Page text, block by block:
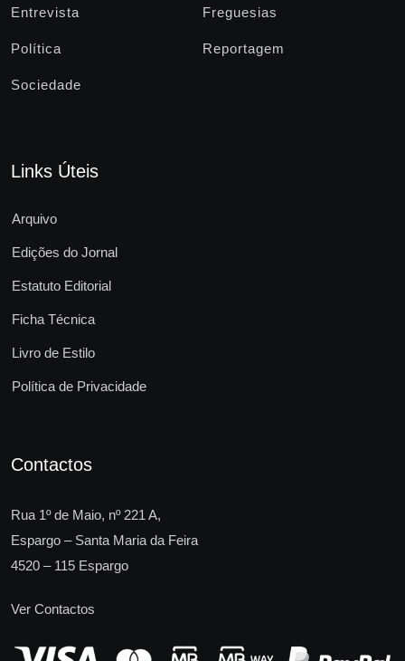
Entrevista Freguesias
Política Reportagem
Sociedade
Links Úteis
Arquivo
Edições do Jornal
Estatuto Editorial
Ficha Técnica
Livro de Estilo
Política de Privacidade
Contactos
Rua 1º de Maio, nº 221 A,
Espargo – Santa Maria da Feira
4520 – 115 Espargo
Ver Contactos